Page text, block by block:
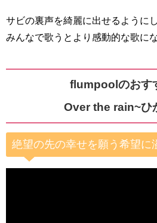
サビの裏声を綺麗に出せるように
みんなで歌うとより感動的な歌に
flumpoolのおす
Over the rain~ひ
絶望の先の幸せを願う希望に